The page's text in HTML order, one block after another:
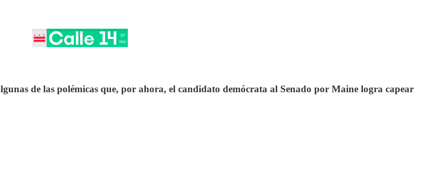
de las polémicas que, por ahora, el candidato demócrata al Senado por Maine logra capear